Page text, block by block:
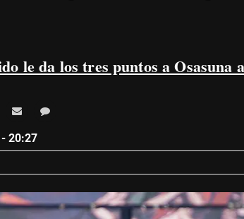
le da los tres puntos a Osasuna
20:27